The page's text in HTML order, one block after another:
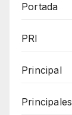
Portada
PRI
Principal
Principales